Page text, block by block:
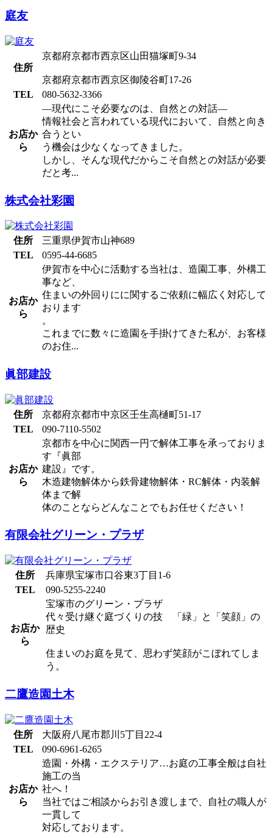
庭友
住所
京都府京都市西京区山田猫塚町9-34
京都府京都市西京区御陵谷町17-26
TEL
080-5632-3366
お店か
ら
―現代にこそ必要なのは、自然との対話―
情報社会と言われている現代において、自然と向き
合うとい
う機会は少なくなってきました。
しかし、そんな現代だからこそ自然との対話が必要
だと考...
株式会社彩園
住所
三重県伊賀市山神689
TEL
0595-44-6685
お店か
ら
伊賀市を中心に活動する当社は、造園工事、外構工
事など、
住まいの外回りにに関するご依頼に幅広く対応して
おります
。
これまでに数々に造園を手掛けてきた私が、お客様
のお住...
眞部建設
住所
京都府京都市中京区壬生高樋町51-17
TEL
090-7110-5502
お店か
ら
京都市を中心に関西一円で解体工事を承っておりま
す『眞部
建設』です。
木造建物解体から鉄骨建物解体・RC解体・内装解
体まで解
体のことならどんなことでもお任せください！
有限会社グリーン・プラザ
住所
兵庫県宝塚市口谷東3丁目1-6
TEL
090-5255-2240
お店か
ら
宝塚市のグリーン・プラザ
代々受け継ぐ庭づくりの技 「緑」と「笑顔」の
歴史
住まいのお庭を見て、思わず笑顔がこぼれてしま
う。
二鷹造園土木
住所
大阪府八尾市郡川5丁目22-4
TEL
090-6961-6265
お店か
ら
造園・外構・エクステリア…お庭の工事全般は自社
施工の当
社へ！
当社ではご相談からお引き渡しまで、自社の職人が
一貫して
対応しております。